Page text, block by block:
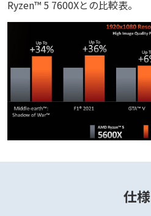
Ryzen™ 5 7600Xとの比較表。
仕様